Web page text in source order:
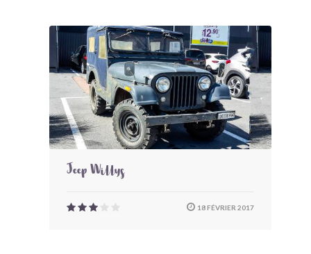
Jeep Willys
18 FÉVRIER 2017